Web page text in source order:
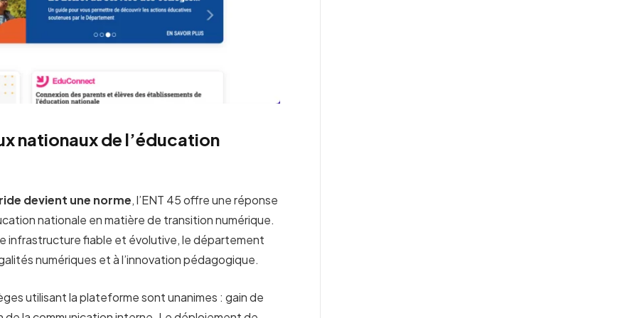
nationaux de l’éducation
devient une norme, l’ENT 45 offre une réponse
nationale en matière de transition numérique.
infrastructure fiable et évolutive, le département
numériques et à l’innovation pédagogique.
utilisant la plateforme sont unanimes : gain de